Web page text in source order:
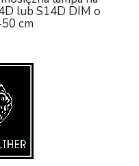
lub S14D DIM o
cm